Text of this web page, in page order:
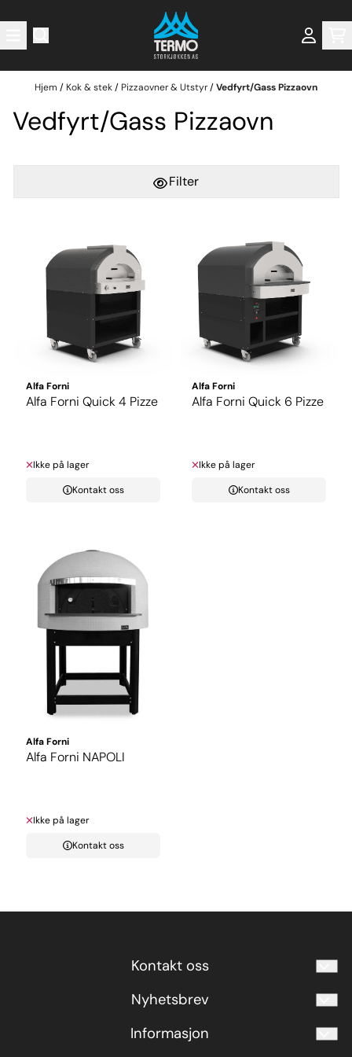
Hjem / Kok & stek/ Pizzaovner & Utstyr/Vedfyrt/Gass Pizzaovn
Vedfyrt/Gass Pizzaovn
Filter
Alfa Forni
Alfa Forni Quick 4 Pizze
Ikke på lager
Kontakt oss
Alfa Forni
Alfa Forni Quick 6 Pizze
Ikke på lager
Kontakt oss
Alfa Forni
Alfa Forni NAPOLI
Ikke på lager
Kontakt oss
Kontakt oss
termo@termo.no
Nyhetsbrev
Informasjon